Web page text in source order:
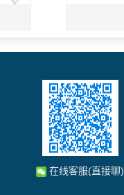
在线客服(直接聊)